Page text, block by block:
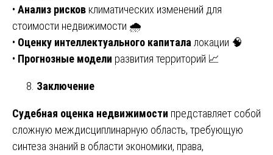
• Анализ рисков климатических изменений для
стоимости недвижимости 🌧️
• Оценку интеллектуального капитала локации 🧠
• Прогнозные модели развития территорий 📈
Заключение
Судебная оценка недвижимости представляет собой
сложную междисциплинарную область, требующую
синтеза знаний в области экономики, права,